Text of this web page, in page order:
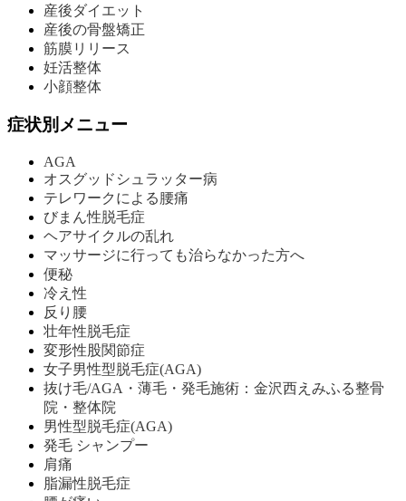
産後ダイエット
産後の骨盤矯正
筋膜リリース
妊活整体
小顔整体
症状別メニュー
AGA
オスグッドシュラッター病
テレワークによる腰痛
びまん性脱毛症
ヘアサイクルの乱れ
マッサージに行っても治らなかった方へ
便秘
冷え性
反り腰
壮年性脱毛症
変形性股関節症
女子男性型脱毛症(AGA)
抜け毛/AGA・薄毛・発毛施術：金沢西えみふる整骨
院・整体院
男性型脱毛症(AGA)
発毛 シャンプー
肩痛
脂漏性脱毛症